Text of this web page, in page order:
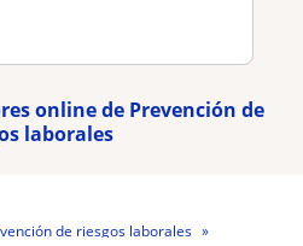
online de Prevención de
laborales
de riesgos laborales